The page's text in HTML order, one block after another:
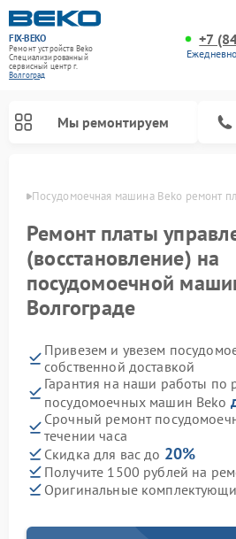
FIX-BEKO
Ремонт устройств Beko
Специализированный
cервисный центр г.
Волгоград
+7
Мы ремонтируем
Посудомоечная машина Beko ремонт
Ремонт платы
(восстановление) на
посудомоечной
Волгограде
Привезем и увезем
собственной доставкой
Гарантия на наши работы по
посудомоечных машин Beko
Срочный ремонт
течении часа
Скидка для вас до 20%
Получите 1500 рублей на
Оригинальные